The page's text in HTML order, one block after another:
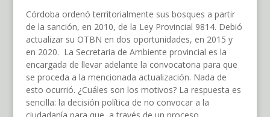
Córdoba ordenó territorialmente sus bosques a partir
de la sanción, en 2010, de la Ley Provincial 9814. Debió
actualizar su OTBN en dos oportunidades, en 2015 y
en 2020. La Secretaria de Ambiente provincial es la
encargada de llevar adelante la convocatoria para que
se proceda a la mencionada actualización. Nada de
esto ocurrió. ¿Cuáles son los motivos? La respuesta es
sencilla: la decisión política de no convocar a la